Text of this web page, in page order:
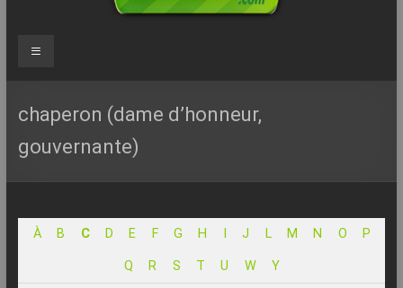
Repinfo.com
Formation
–
Depannage
–
Internet
l’Informatique
Menu
chaperon (dame d’honneur,
gouvernante)
À B C D E F G H J L M N O P
Q R S T U W Y